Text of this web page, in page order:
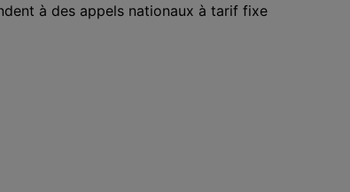
à des appels nationaux à tarif fixe